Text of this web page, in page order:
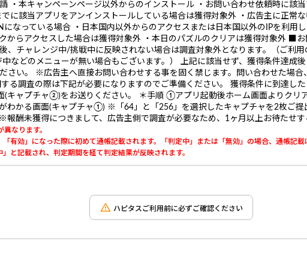
・本キャンペーンページ以外からのインストール ・お問い合わせ依頼時に該
に該当アプリをアンインストールしている場合は獲得対象外 ・広告主に正常
になっている場合 ・日本国内以外からのアクセスまたは日本国以外のIPを利用
からアクセスした場合は獲得対象外 ・本日のパズルのクリアは獲得対象外 ■
、チャレンジ中/挑戦中に反映されない場合は調査対象外となります。（ご利
などのメニューが無い場合もございます。） 上記に該当せず、獲得条件達成
さい。 ※広告主へ直接お問い合わせする事を固く禁じます。問い合わせた場
る調査の際は下記が必要になりますのでご準備ください。 獲得条件に到達し
(キャプチャ②)をお送りください。 ＊手順 ①アプリ起動後ホーム画面よりクリ
わかる画面(キャプチャ①) ※「64」と「256」を選択したキャプチャを2枚ご
酬未獲得につきまして、広告主側で調査が必要なため、1ヶ月以上お待たせす
なります。
有効」になった際に初めて通帳記載されます。「判定中」または「無効」の場合、通帳記載
と記載され、判定期間を経て判定結果が反映されます。
ハピタスご利用前に必ずご確認ください